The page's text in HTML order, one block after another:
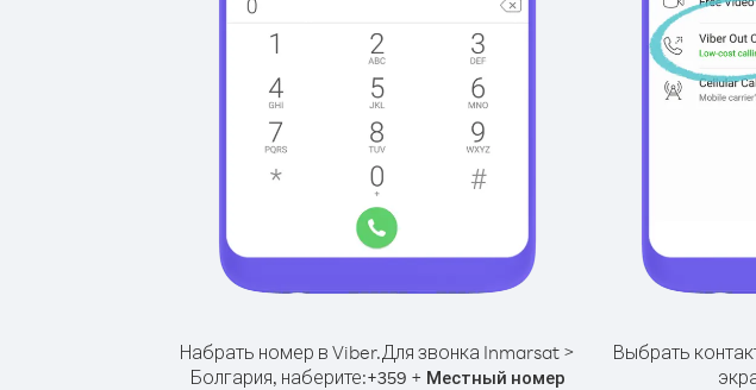
Набрать номер в Viber.Для звонка Inmarsat >
Болгария, наберите:+359 + Местный номер
Выбрать